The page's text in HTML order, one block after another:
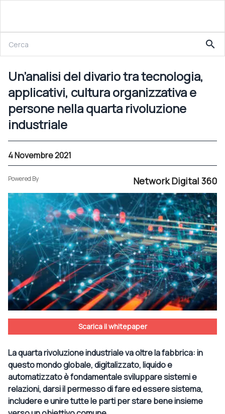
Un’analisi del divario tra tecnologia, applicativi, cultura organizzativa e persone nella quarta rivoluzione industriale
search
Un’analisi del divario tra tecnologia,
applicativi, cultura organizzativa e
persone nella quarta rivoluzione
industriale
4 Novembre 2021
Powered By Network Digital 360
Scarica il whitepaper
La quarta rivoluzione industriale va oltre la fabbrica: in
questo mondo globale, digitalizzato, liquido e
automatizzato è fondamentale sviluppare sistemi e
relazioni, darsi il permesso di fare ed essere sistema,
includere e unire tutte le parti per stare bene insieme